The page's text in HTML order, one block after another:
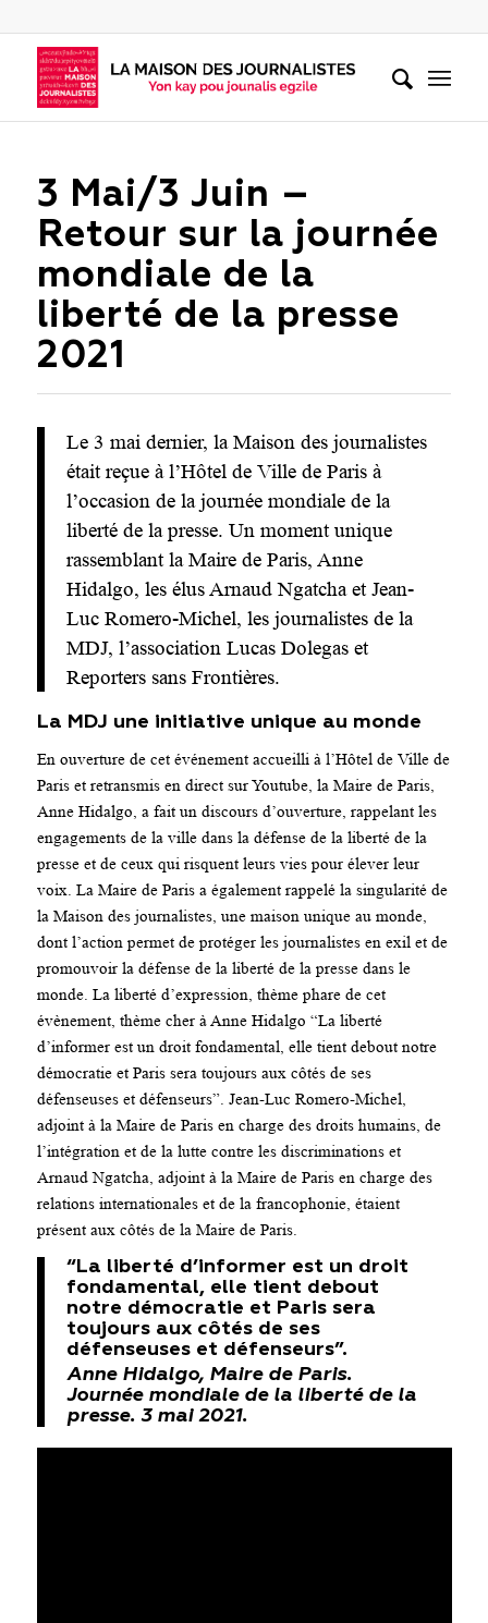
3 Mai/3 Juin –
Retour sur la journée
mondiale de la
liberté de la presse
2021
Le 3 mai dernier, la Maison des journalistes
était reçue à l’Hôtel de Ville de Paris à
l’occasion de la journée mondiale de la
liberté de la presse. Un moment unique
rassemblant la Maire de Paris, Anne
Hidalgo, les élus Arnaud Ngatcha et Jean-
Luc Romero-Michel, les journalistes de la
MDJ, l’association Lucas Dolegas et
Reporters sans Frontières.
La MDJ une initiative unique au monde
En ouverture de cet événement accueilli à l’Hôtel de Ville de
Paris et retransmis en direct sur Youtube, la Maire de Paris,
Anne Hidalgo, a fait un discours d’ouverture, rappelant les
engagements de la ville dans la défense de la liberté de la
presse et de ceux qui risquent leurs vies pour élever leur
voix. La Maire de Paris a également rappelé la singularité de
la Maison des journalistes, une maison unique au monde,
dont l’action permet de protéger les journalistes en exil et de
promouvoir la défense de la liberté de la presse dans le
monde. La liberté d’expression, thème phare de cet
évènement, thème cher à Anne Hidalgo “La liberté
d’informer est un droit fondamental, elle tient debout notre
démocratie et Paris sera toujours aux côtés de ses
défenseuses et défenseurs”. Jean-Luc Romero-Michel,
adjoint à la Maire de Paris en charge des droits humains, de
l’intégration et de la lutte contre les discriminations et
Arnaud Ngatcha, adjoint à la Maire de Paris en charge des
relations internationales et de la francophonie, étaient
présent aux côtés de la Maire de Paris.
“La liberté d’informer est un droit
fondamental, elle tient debout
notre démocratie et Paris sera
toujours aux côtés de ses
défenseuses et défenseurs”.
Anne Hidalgo, Maire de Paris.
Journée mondiale de la liberté de la
presse. 3 mai 2021.